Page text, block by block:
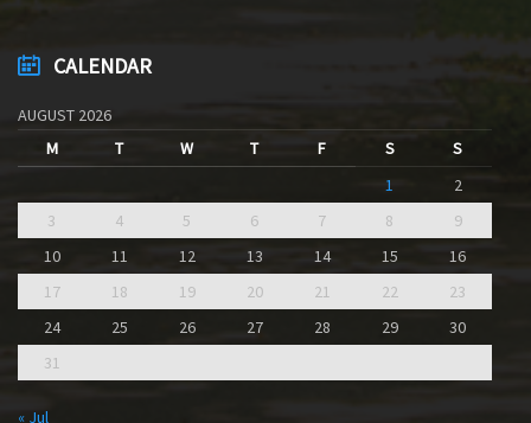
CALENDAR
AUGUST 2026
M
T W T F S
S
1
2
3
4 5 6 7 8
9
10
11 12 13 14 15
16
17
18 19 20 21 22
23
24
25 26 27 28 29
30
31
« Jul